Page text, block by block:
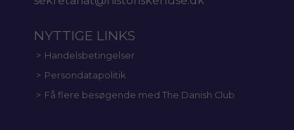
NYTTIGE LINKS
Handelsbetingelser
Persondatapolitik
Få flere besøgende med The Danish Club